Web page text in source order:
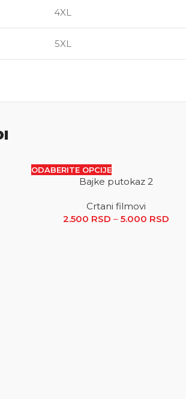
4XL
5XL
cena: od 2.500 RSD do 5.000 RSD
ODABERITE OPCIJE
Bajke putokaz 2
Crtani filmovi
2.500 RSD – 5.000 RSD